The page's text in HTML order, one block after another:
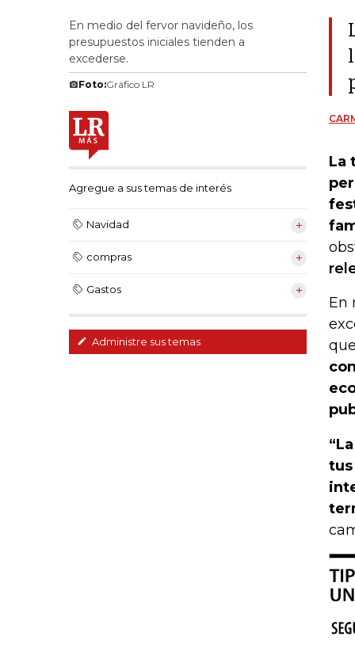
En medio del fervor navideño, los
presupuestos iniciales tienden a
excederse.
Foto:Gráfico LR
Agregue a sus temas de interés
Navidad
compras
Gastos
Administre sus temas
La
En
tus